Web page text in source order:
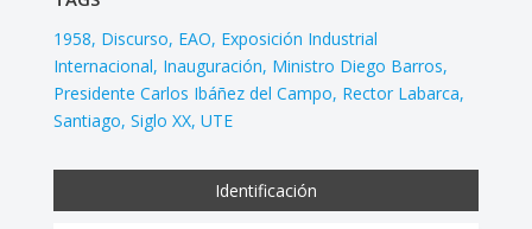
1958 Discurso EAO Exposición Industrial
Internacional Inauguración Ministro Diego Barros
Presidente Carlos Ibáñez del Campo Rector Labarca
Santiago Siglo XX UTE
Identificación